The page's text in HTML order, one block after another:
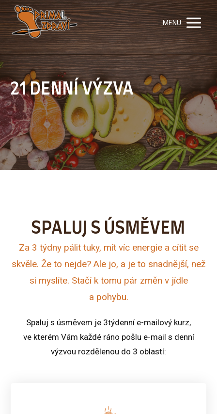
MENU
21 DENNÍ VÝZVA
SPALUJ S ÚSMĚVEM
Za 3 týdny pálit tuky, mít víc energie a cítit se
skvěle. Že to nejde? Ale jo, a je to snadnější, než
si myslíte. Stačí k tomu pár změn v jídle
a pohybu.
Spaluj s úsměvem je 3týdenní e-mailový kurz,
ve kterém Vám každé ráno pošlu e-mail s denní
výzvou rozdělenou do 3 oblastí: